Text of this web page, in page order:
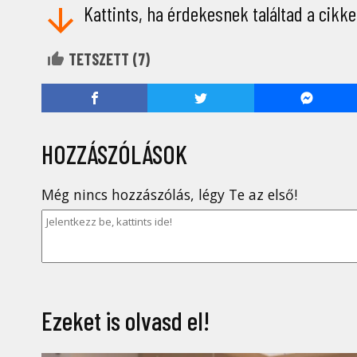
Kattints, ha érdekesnek találtad a
TETSZETT (7)
HOZZÁSZÓLÁSOK
Még nincs hozzászólás, légy Te az első!
Ezeket is olvasd el!